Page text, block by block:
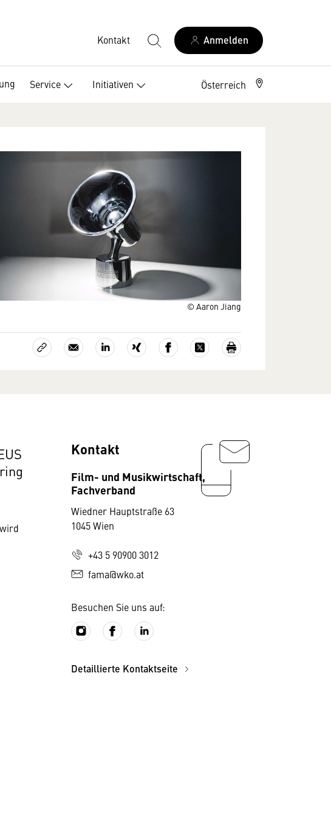
Kontakt Anmelden
Service Initiativen Österreich
© Aaron Jiang
Kontakt
Film- und Musikwirtschaft,
Fachverband
Wiedner Hauptstraße 63
1045 Wien
+43 5 90900 3012
fama@wko.at
Besuchen Sie uns auf:
Detaillierte Kontaktseite